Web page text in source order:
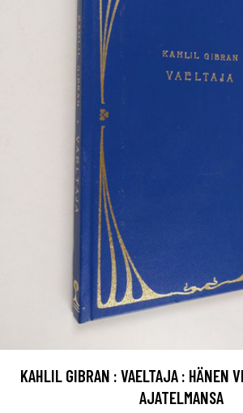
KAHLIL GIBRAN : VAELTAJA : HÄNEN
AJATELMANSA